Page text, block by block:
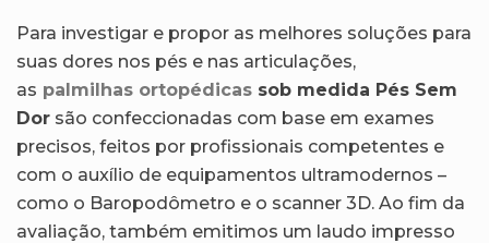
Para investigar e propor as melhores soluções para
suas dores nos pés e nas articulações,
as palmilhas ortopédicas sob medida Pés Sem
Dor são confeccionadas com base em exames
precisos, feitos por profissionais competentes e
com o auxílio de equipamentos ultramodernos –
como o Baropodômetro e o scanner 3D. Ao fim da
avaliação, também emitimos um laudo impresso